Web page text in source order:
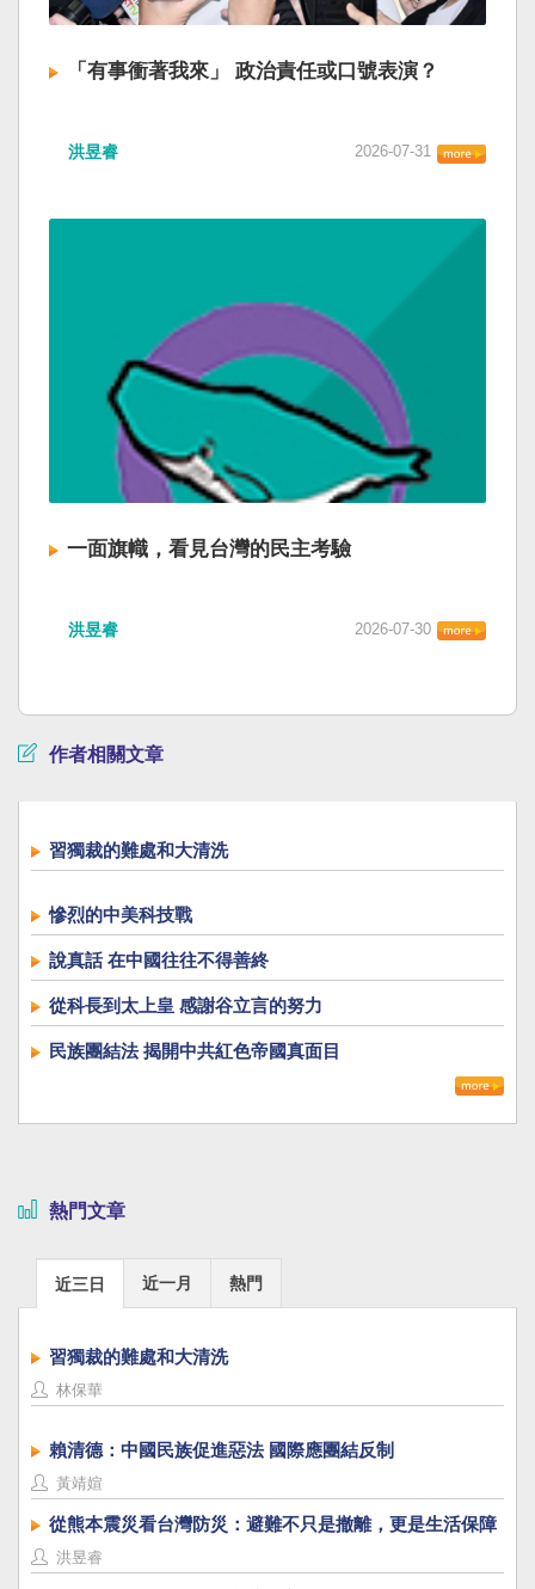
「有事衝著我來」 政治責任或口號表演？
洪昱睿 2026-07-31
一面旗幟，看見台灣的民主考驗
洪昱睿 2026-07-30
作者相關文章
習獨裁的難處和大清洗
慘烈的中美科技戰
說真話 在中國往往不得善終
從科長到太上皇 感謝谷立言的努力
民族團結法 揭開中共紅色帝國真面目
熱門文章
近三日 近一月 熱門
習獨裁的難處和大清洗
林保華
賴清德：中國民族促進惡法 國際應團結反制
黃靖媗
從熊本震災看台灣防災：避難不只是撤離，更是生活保障
洪昱睿